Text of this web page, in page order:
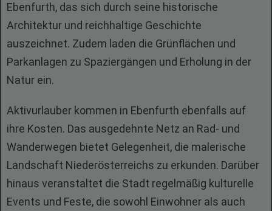
Ebenfurth, das sich durch seine historische
Architektur und reichhaltige Geschichte
auszeichnet. Zudem laden die Grünflächen und
Parkanlagen zu Spaziergängen und Erholung in der
Natur ein.
Aktivurlauber kommen in Ebenfurth ebenfalls auf
ihre Kosten. Das ausgedehnte Netz an Rad- und
Wanderwegen bietet Gelegenheit, die malerische
Landschaft Niederösterreichs zu erkunden. Darüber
hinaus veranstaltet die Stadt regelmäßig kulturelle
Events und Feste, die sowohl Einwohner als auch